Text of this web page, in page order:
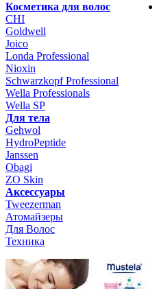
Косметика для волос
CHI
Goldwell
Joico
Londa Professional
Nioxin
Schwarzkopf Professional
Wella Professionals
Wella SP
Для тела
Gehwol
HydroPeptide
Janssen
Obagi
ZO Skin
Aксессуары
Tweezerman
Атомайзеры
Для Волос
Техника